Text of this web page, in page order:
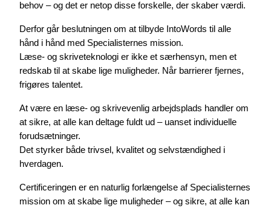
behov – og det er netop disse forskelle, der skaber værdi.
Derfor går beslutningen om at tilbyde IntoWords til alle
hånd i hånd med Specialisternes mission.
Læse- og skriveteknologi er ikke et særhensyn, men et
redskab til at skabe lige muligheder. Når barrierer fjernes,
frigøres talentet.
At være en læse- og skrivevenlig arbejdsplads handler om
at sikre, at alle kan deltage fuldt ud – uanset individuelle
forudsætninger.
Det styrker både trivsel, kvalitet og selvstændighed i
hverdagen.
Certificeringen er en naturlig forlængelse af Specialisternes
mission om at skabe lige muligheder – og sikre, at alle kan